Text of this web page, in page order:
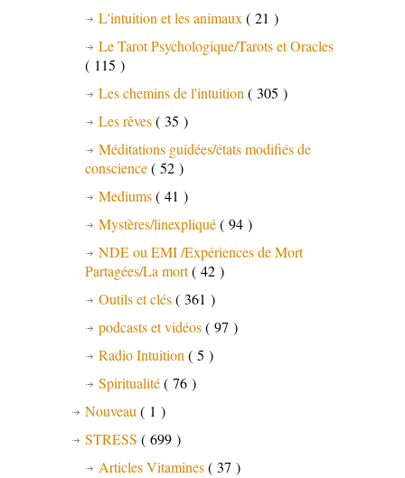
L'intuition et les animaux( 21 )
Le Tarot Psychologique/Tarots et Oracles
( 115 )
Les chemins de l'intuition( 305 )
Les rêves( 35 )
Méditations guidées/états modifiés de
conscience( 52 )
Mediums( 41 )
Mystères/linexpliqué( 94 )
NDE ou EMI /Expériences de Mort
Partagées/La mort( 42 )
Outils et clés( 361 )
podcasts et vidéos( 97 )
Radio Intuition( 5 )
Spiritualité( 76 )
Nouveau( 1 )
STRESS ( 699 )
Articles Vitamines( 37 )